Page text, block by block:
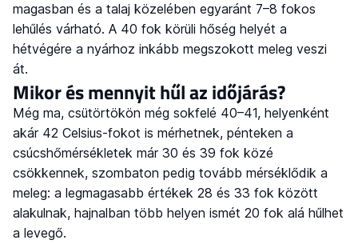
magasban és a talaj közelében egyaránt 7–8 fokos
lehűlés várható. A 40 fok körüli hőség helyét a
hétvégére a nyárhoz inkább megszokott meleg veszi
át.
Mikor és mennyit hűl az időjárás?
Még ma, csütörtökön még sokfelé 40–41, helyenként
akár 42 Celsius-fokot is mérhetnek, pénteken a
csúcshőmérsékletek már 30 és 39 fok közé
csökkennek, szombaton pedig tovább mérséklődik a
meleg: a legmagasabb értékek 28 és 33 fok között
alakulnak, hajnalban több helyen ismét 20 fok alá hűlhet
a levegő.